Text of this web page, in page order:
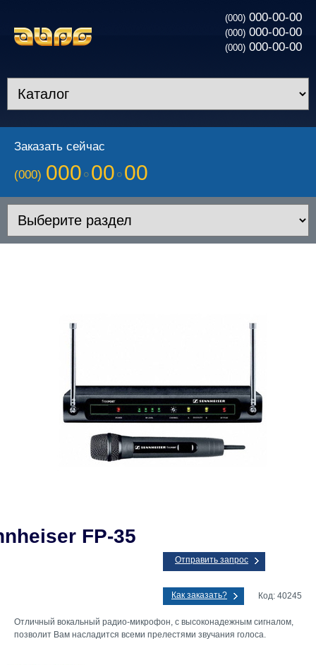
(000) 000-00-00
(000) 000-00-00
(000) 000-00-00
Заказать сейчас
(000) 000 00 00
FP-35
Отправить запрос
Как заказать? Код: 40245
Отличный вокальный радио-микрофон, с высоконадежным сигналом,
позволит Вам насладится всеми прелестями звучания голоса.